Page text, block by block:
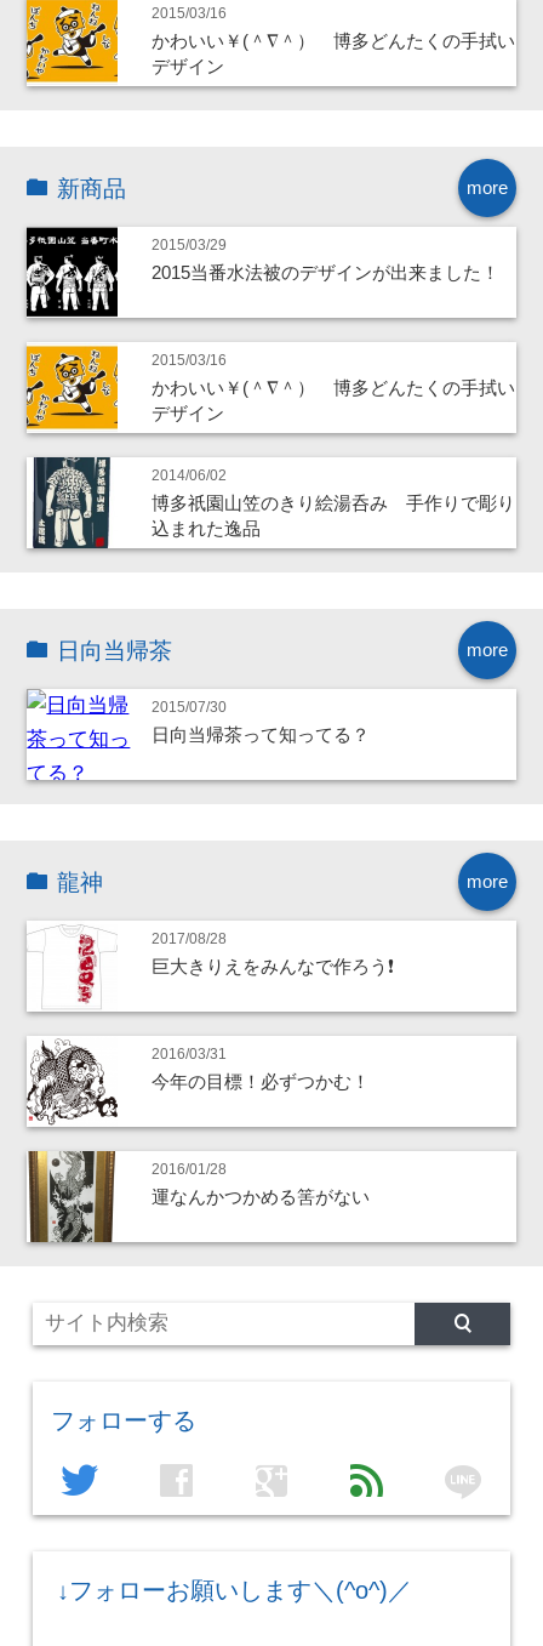
2015/03/16
かわいい￥(＾∇＾） 博多どんたくの手拭い
デザイン
more
新商品
2015/03/29
2015当番水法被のデザインが出来ました！
2015/03/16
かわいい￥(＾∇＾） 博多どんたくの手拭い
デザイン
2014/06/02
博多祇園山笠のきり絵湯呑み 手作りで彫り
込まれた逸品
more
日向当帰茶
2015/07/30
日向当帰茶って知ってる？
more
龍神
2017/08/28
巨大きりえをみんなで作ろう❗
2016/03/31
今年の目標！必ずつかむ！
2016/01/28
運なんかつかめる筈がない
フォローする
twitter facebook google feed line
↓フォローお願いします＼(^o^)／